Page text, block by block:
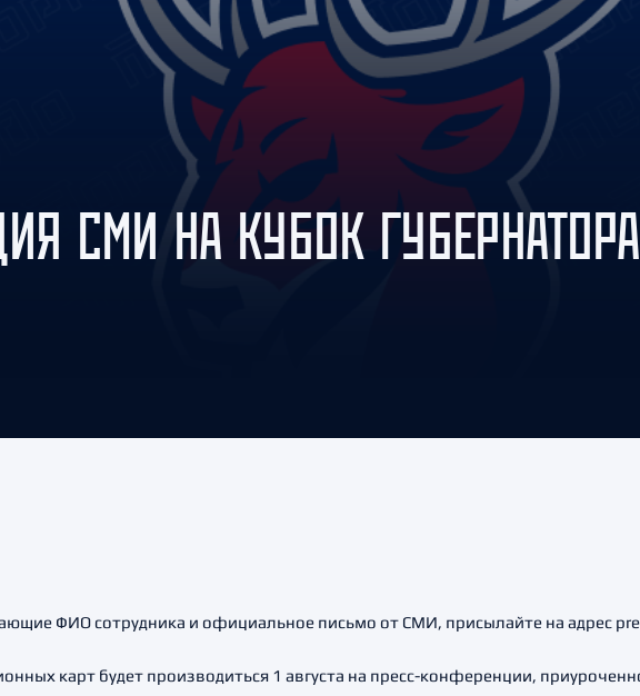
Амур
Барыс
Салават Юлаев
Сибирь
СМИ НА КУБОК ГУБЕРНАТОРА
ФИО сотрудника и официальное письмо от СМИ, присылайте на адрес
карт будет производиться 1 августа на пресс-конференции,